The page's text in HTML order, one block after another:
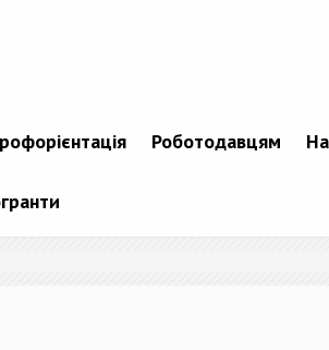
Роботодавцям